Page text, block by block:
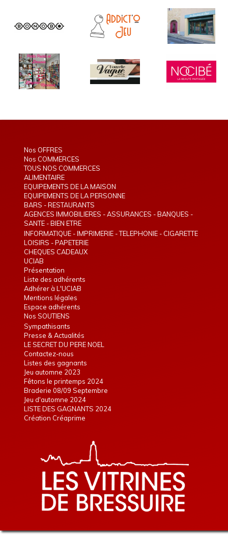
Nos OFFRES
Nos COMMERCES
TOUS NOS COMMERCES
ALIMENTAIRE
EQUIPEMENTS DE LA MAISON
EQUIPEMENTS DE LA PERSONNE
BARS - RESTAURANTS
AGENCES IMMOBILIERES - ASSURANCES - BANQUES -
TELEPHONIE - INTERIM
SANTE - BIEN ETRE
INFORMATIQUE - IMPRIMERIE - TELEPHONIE - CIGARETTE
ELECTRONIQUE
LOISIRS - PAPETERIE
CHEQUES CADEAUX
UCIAB
Présentation
Liste des adhérents
Adhérer à L'UCIAB
Mentions légales
Espace adhérents
Nos SOUTIENS
Sympathisants
Presse & Actualités
LE SECRET DU PERE NOEL
Contactez-nous
Listes des gagnants
Jeu automne 2023
Fêtons le printemps 2024
Braderie 08/09 Septembre
Jeu d'automne 2024
LISTE DES GAGNANTS 2024
Création Créaprime